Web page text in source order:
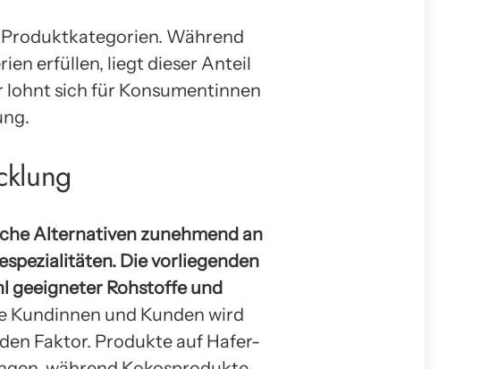
Während
erfüllen, liegt dieser Anteil
lohnt sich für Konsumentinnen
Alternativen zunehmend an
Die vorliegenden
geeigneter Rohstoffe und
Kundinnen und Kunden wird
Faktor. Produkte auf Hafer-